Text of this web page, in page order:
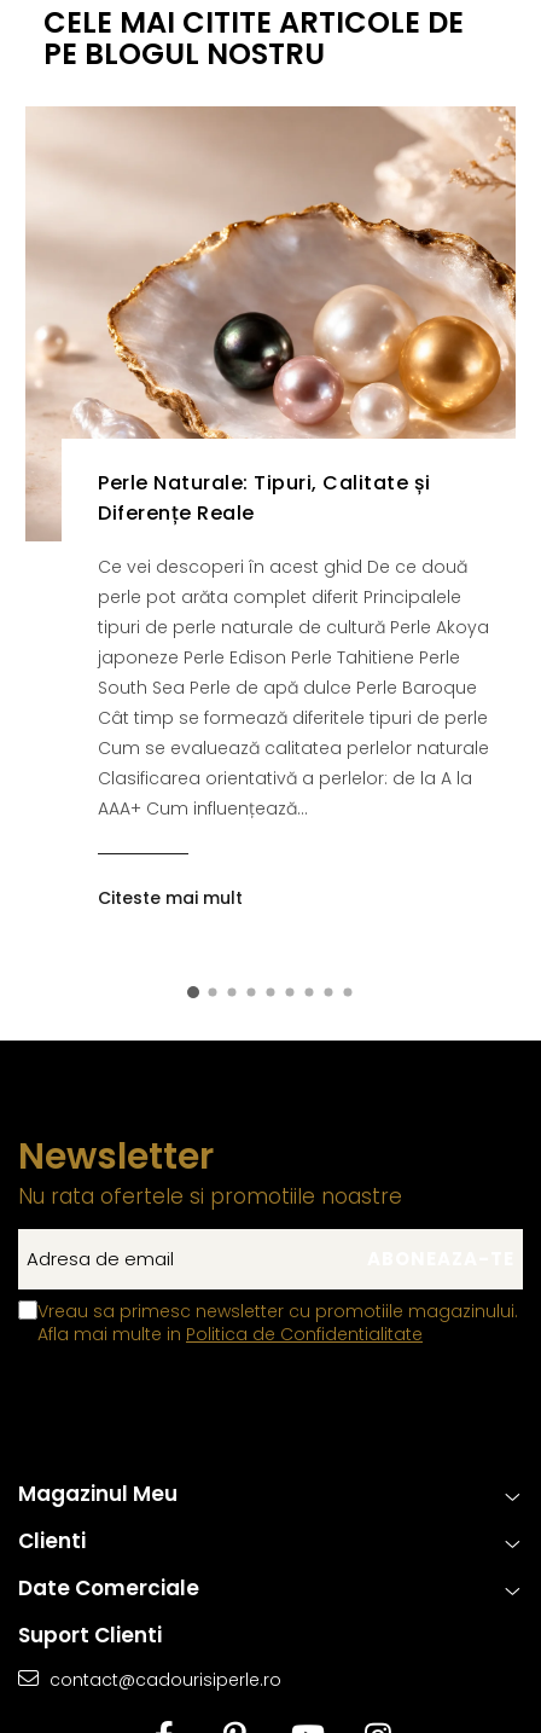
CELE MAI CITITE ARTICOLE DE
PE BLOGUL NOSTRU
Perle Naturale: Tipuri, Calitate și
Diferențe Reale
Ce vei descoperi în acest ghid De ce două
perle pot arăta complet diferit Principalele
tipuri de perle naturale de cultură Perle Akoya
japoneze Perle Edison Perle Tahitiene Perle
South Sea Perle de apă dulce Perle Baroque
Cât timp se formează diferitele tipuri de perle
Cum se evaluează calitatea perlelor naturale
Clasificarea orientativă a perlelor: de la A la
AAA+ Cum influențează...
Citeste mai mult
Newsletter
Nu rata ofertele si promotiile noastre
Vreau sa primesc newsletter cu promotiile magazinului.
Afla mai multe in Politica de Confidentialitate
Magazinul Meu
Clienti
Date Comerciale
Suport Clienti
contact@cadourisiperle.ro